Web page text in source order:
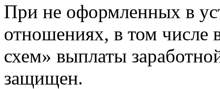
При не оформленных в
отношениях, в том числе
схем» выплаты
защищен.